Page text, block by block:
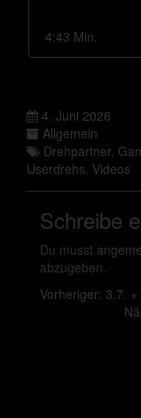
4:43 Min.
4. Juni 2026
Allgemein
Drehpartner,
Userdrehs Videos
Schreibe
Du musst
abzugeben.
Vorheriger: 3.7.